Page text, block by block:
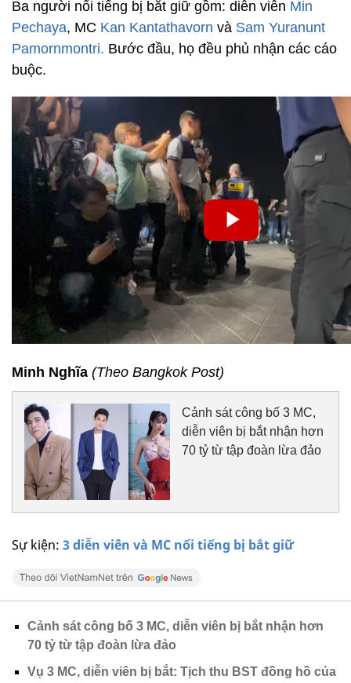
Sự kiện: 3 diễn viên và MC nổi tiếng bị bắt giữ
Ba người nổi tiếng bị bắt giữ gồm: diễn viên Min
Pechaya, MC Kan Kantathavorn và Sam Yuranunt
Pamornmontri. Bước đầu, họ đều phủ nhận các cáo
buộc.
Minh Nghĩa (Theo Bangkok Post)
Cảnh sát công bố 3 MC,
diễn viên bị bắt nhận hơn
70 tỷ từ tập đoàn lừa đảo
Cảnh sát công bố 3 MC, diễn viên bị bắt nhận hơn
70 tỷ từ tập đoàn lừa đảo
Vụ 3 MC, diễn viên bị bắt: Tịch thu BST đồng hồ của